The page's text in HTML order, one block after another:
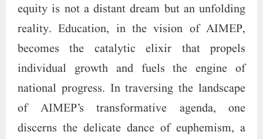
equity is not a distant dream but an unfolding
reality. Education, in the vision of AIMEP,
becomes the catalytic elixir that propels
individual growth and fuels the engine of
national progress. In traversing the landscape
of AIMEP’s transformative agenda, one
discerns the delicate dance of euphemism, a